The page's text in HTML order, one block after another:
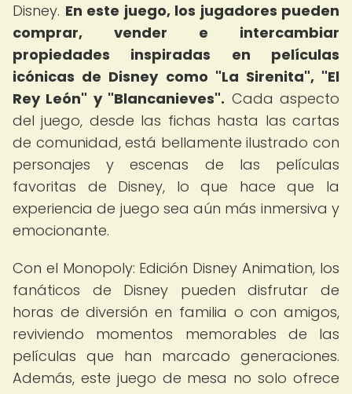
Disney. En este juego, los jugadores pueden
comprar, vender e intercambiar
propiedades inspiradas en películas
icónicas de Disney como "La Sirenita", "El
Rey León" y "Blancanieves". Cada aspecto
del juego, desde las fichas hasta las cartas
de comunidad, está bellamente ilustrado con
personajes y escenas de las películas
favoritas de Disney, lo que hace que la
experiencia de juego sea aún más inmersiva y
emocionante.
Con el Monopoly: Edición Disney Animation, los
fanáticos de Disney pueden disfrutar de
horas de diversión en familia o con amigos,
reviviendo momentos memorables de las
películas que han marcado generaciones.
Además, este juego de mesa no solo ofrece